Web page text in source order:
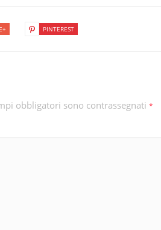
PINTEREST
obbligatori sono contrassegnati *